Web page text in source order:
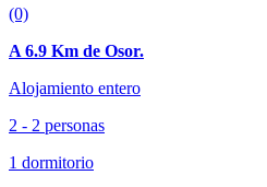
(0)
A 6.9 Km de Osor.
Alojamiento entero
2 - 2 personas
1 dormitorio